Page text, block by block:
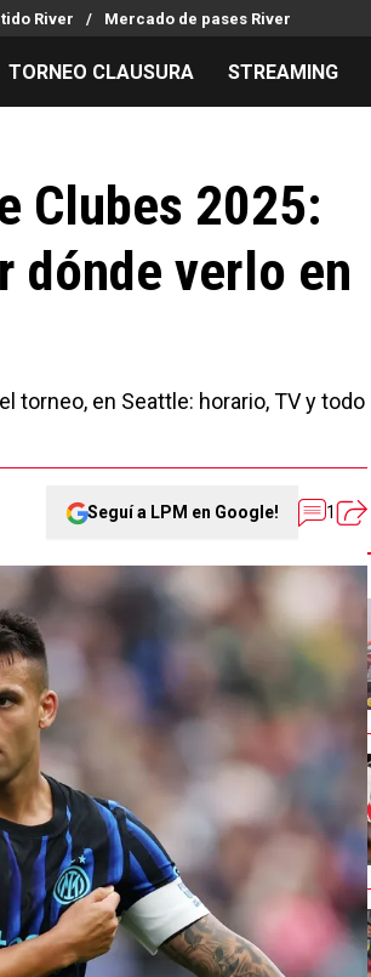
River Mercado de pases River
Streaming
Entradas
Hinchas
Los goles de River
Noticias
Guías
Pronósticos
TORNEO CLAUSURA STREAMING
Clubes 2025:
dónde verlo en
torneo, en Seattle: horario, TV y todo
Seguí a LPM en Google! 1